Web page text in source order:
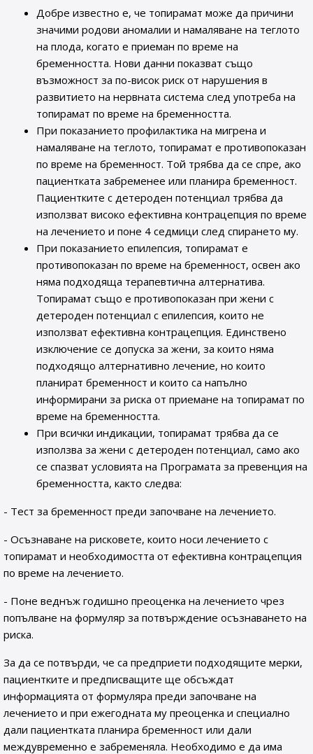
Добре известно е, че топирамат може да причини
значими родови аномалии и намаляване на теглото
на плода, когато е приеман по време на
бременността. Нови данни показват също
възможност за по-висок риск от нарушения в
развитието на нервната система след употреба на
топирамат по време на бременността.
При показанието профилактика на мигрена и
намаляване на теглото, топирамат е противопоказан
по време на бременност. Той трябва да се спре, ако
пациентката забременее или планира бременност.
Пациентките с детероден потенциал трябва да
използват високо ефективна контрацепция по време
на лечението и поне 4 седмици след спирането му.
При показанието епилепсия, топирамат е
противопоказан по време на бременност, освен ако
няма подходяща терапевтична алтернатива.
Топирамат също е противопоказан при жени с
детероден потенциал с епилепсия, които не
използват ефективна контрацепция. Единствено
изключение се допуска за жени, за които няма
подходящо алтернативно лечение, но които
планират бременност и които са напълно
информирани за риска от приемане на топирамат по
време на бременността.
При всички индикации, топирамат трябва да се
използва за жени с детероден потенциал, само ако
се спазват условията на Програмата за превенция на
бременността, както следва:
- Тест за бременност преди започване на лечението.
- Осъзнаване на рисковете, които носи лечението с
топирамат и необходимостта от ефективна контрацепция
по време на лечението.
- Поне веднъж годишно преоценка на лечението чрез
попълване на формуляр за потвърждение осъзнаването на
риска.
За да се потвърди, че са предприети подходящите мерки,
пациентките и предписващите ще обсъждат
информацията от формуляра преди започване на
лечението и при ежегодната му преоценка и специално
дали пациентката планира бременност или дали
междувременно е забременяла. Необходимо е да има